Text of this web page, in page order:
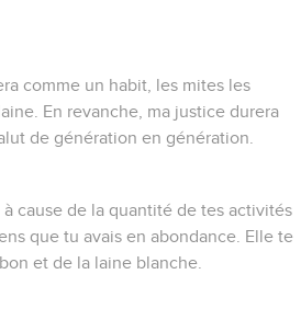
comme un habit, les mites les
En revanche, ma justice durera
de génération en génération.
à cause de la quantité de tes activités
que tu avais en abondance. Elle te
et de la laine blanche.